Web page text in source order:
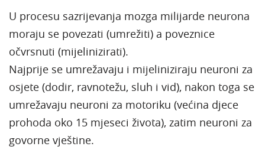
U procesu sazrijevanja mozga milijarde neurona
moraju se povezati (umrežiti) a poveznice
očvrsnuti (mijelinizirati).
Najprije se umrežavaju i mijeliniziraju neuroni za
osjete (dodir, ravnotežu, sluh i vid), nakon toga se
umrežavaju neuroni za motoriku (većina djece
prohoda oko 15 mjeseci života), zatim neuroni za
govorne vještine.